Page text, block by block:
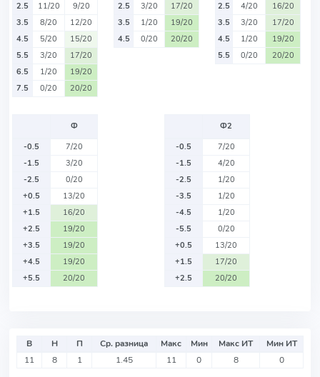
2.5
11/20
9/20
3.5
8/20
12/20
4.5
5/20
15/20
5.5
3/20
17/20
6.5
1/20
19/20
7.5
0/20 20/20
2.5
3/20
17/20
3.5
1/20
19/20
4.5
0/20 20/20
2.5
4/20
16/20
3.5
3/20
17/20
4.5
1/20
19/20
5.5
0/20 20/20
Ф
-0.5
7/20
-1.5
3/20
-2.5
0/20
+0.5
13/20
+1.5
16/20
+2.5
19/20
+3.5
19/20
+4.5
19/20
+5.5
20/20
Ф2
-0.5
7/20
-1.5
4/20
-2.5
1/20
-3.5
1/20
-4.5
1/20
-5.5
0/20
+0.5
13/20
+1.5
17/20
+2.5
20/20
В Н П Ср. разница Макс Мин Макс ИТ
Мин ИТ
11
8 1 1.45 11 0 8 0